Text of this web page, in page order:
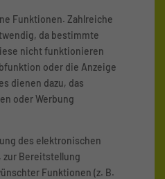
Funktionen. Zahlreiche
da bestimmte
nicht funktionieren
oder die Anzeige
dienen dazu, das
oder Werbung
des elektronischen
zur Bereitstellung
Funktionen (z. B.